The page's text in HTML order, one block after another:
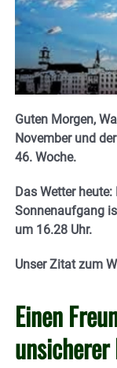
Guten Morgen,
November und
46. Woche.
Das Wetter
Sonnenaufgang
um 16.28 Uhr.
Unser Zitat zum
Einen
unsicherer